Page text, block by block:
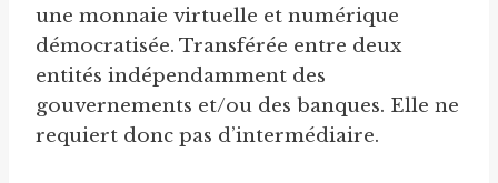
une monnaie virtuelle et numérique
démocratisée. Transférée entre deux
entités indépendamment des
gouvernements et/ou des banques. Elle ne
requiert donc pas d’intermédiaire.